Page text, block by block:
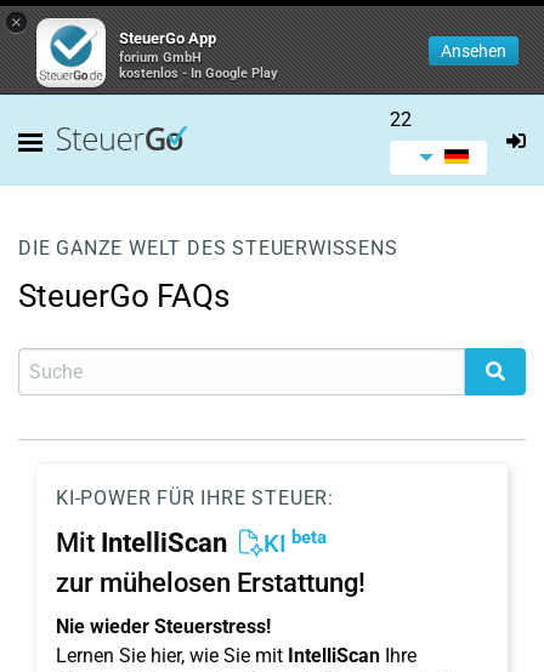
×
SteuerGo App
forium GmbH
kostenlos - In Google Play
Ansehen
22
DIE GANZE WELT DES STEUERWISSENS
SteuerGo FAQs
KI-POWER FÜR IHRE STEUER:
Mit IntelliScan KI beta
zur mühelosen Erstattung!
Nie wieder Steuerstress!
Lernen Sie hier, wie Sie mit IntelliScan Ihre